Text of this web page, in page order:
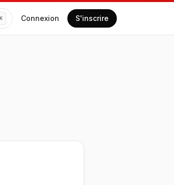
K Connexion S'inscrire